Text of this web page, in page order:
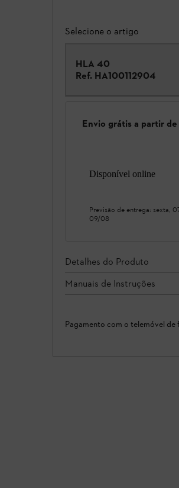
Selecione o artigo
HLA 40
Ref. HA100112904
Envio grátis a partir
Disponível online
Previsão de entrega: sexta,
09/08
Detalhes do Produto
Manuais de Instruções
Pagamento com o telemóvel de